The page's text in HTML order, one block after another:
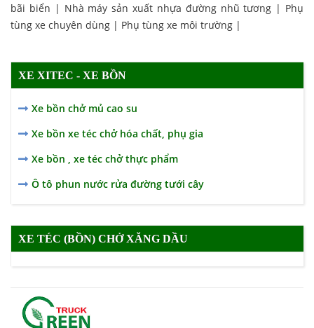
bãi biển | Nhà máy sản xuất nhựa đường nhũ tương | Phụ
tùng xe chuyên dùng | Phụ tùng xe môi trường |
XE XITEC - XE BỒN
Xe bồn chở mủ cao su
Xe bồn xe téc chở hóa chất, phụ gia
Xe bồn , xe téc chở thực phẩm
Ô tô phun nước rửa đường tưới cây
XE TÉC (BỒN) CHỞ XĂNG DẦU